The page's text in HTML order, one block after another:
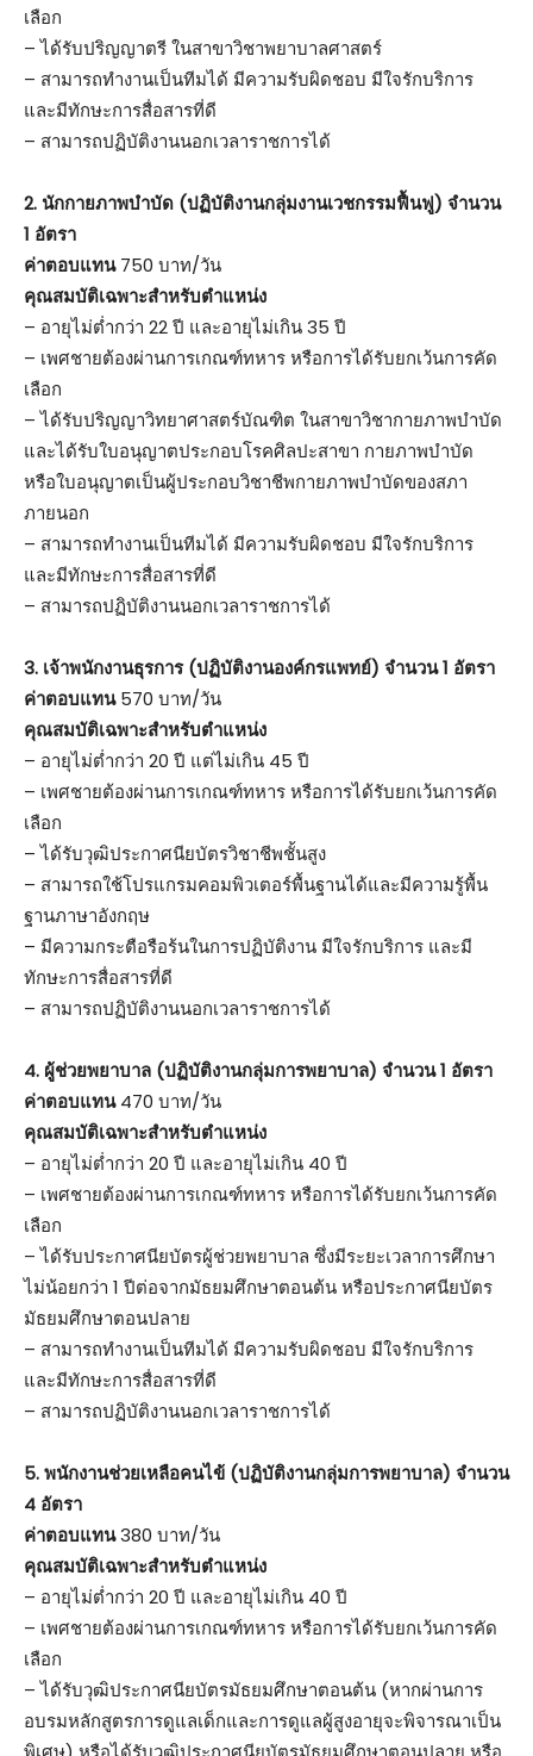
เลือก
– ได้รับปริญญาตรี ในสาขาวิชาพยาบาลศาสตร์
– สามารถทำงานเป็นทีมได้ มีความรับผิดชอบ มีใจรักบริการ
และมีทักษะการสื่อสารที่ดี
– สามารถปฏิบัติงานนอกเวลาราชการได้
2. นักกายภาพบำบัด (ปฏิบัติงานกลุ่มงานเวชกรรมฟื้นฟู) จำนวน
1 อัตรา
ค่าตอบแทน750 บาท/วัน
คุณสมบัติเฉพาะสำหรับตำแหน่ง
– อายุไม่ต่ำกว่า 22 ปี และอายุไม่เกิน 35 ปี
– เพศชายต้องผ่านการเกณฑ์ทหาร หรือการได้รับยกเว้นการคัด
เลือก
– ได้รับปริญญาวิทยาศาสตร์บัณฑิต ในสาขาวิชากายภาพบำบัด
และได้รับใบอนุญาตประกอบโรคศิลปะสาขา กายภาพบำบัด
หรือใบอนุญาตเป็นผู้ประกอบวิชาชีพกายภาพบำบัดของสภา
ภายนอก
– สามารถทำงานเป็นทีมได้ มีความรับผิดชอบ มีใจรักบริการ
และมีทักษะการสื่อสารที่ดี
– สามารถปฏิบัติงานนอกเวลาราชการได้
3. เจ้าพนักงานธุรการ (ปฏิบัติงานองค์กรแพทย์) จำนวน 1 อัตรา
ค่าตอบแทน570 บาท/วัน
คุณสมบัติเฉพาะสำหรับตำแหน่ง
– อายุไม่ต่ำกว่า 20 ปี แต่ไม่เกิน 45 ปี
– เพศชายต้องผ่านการเกณฑ์ทหาร หรือการได้รับยกเว้นการคัด
เลือก
– ได้รับวุฒิประกาศนียบัตรวิชาชีพชั้นสูง
– สามารถใช้โปรแกรมคอมพิวเตอร์พื้นฐานได้และมีความรู้พื้น
ฐานภาษาอังกฤษ
– มีความกระตือรือร้นในการปฏิบัติงาน มีใจรักบริการ และมี
ทักษะการสื่อสารที่ดี
– สามารถปฏิบัติงานนอกเวลาราชการได้
4. ผู้ช่วยพยาบาล (ปฏิบัติงานกลุ่มการพยาบาล) จำนวน 1 อัตรา
ค่าตอบแทน470 บาท/วัน
คุณสมบัติเฉพาะสำหรับตำแหน่ง
– อายุไม่ต่ำกว่า 20 ปี และอายุไม่เกิน 40 ปี
– เพศชายต้องผ่านการเกณฑ์ทหาร หรือการได้รับยกเว้นการคัด
เลือก
– ได้รับประกาศนียบัตรผู้ช่วยพยาบาล ซึ่งมีระยะเวลาการศึกษา
ไม่น้อยกว่า 1 ปีต่อจากมัธยมศึกษาตอนต้น หรือประกาศนียบัตร
มัธยมศึกษาตอนปลาย
– สามารถทำงานเป็นทีมได้ มีความรับผิดชอบ มีใจรักบริการ
และมีทักษะการสื่อสารที่ดี
– สามารถปฏิบัติงานนอกเวลาราชการได้
5. พนักงานช่วยเหลือคนไข้ (ปฏิบัติงานกลุ่มการพยาบาล) จำนวน
4 อัตรา
ค่าตอบแทน380 บาท/วัน
คุณสมบัติเฉพาะสำหรับตำแหน่ง
– อายุไม่ต่ำกว่า 20 ปี และอายุไม่เกิน 40 ปี
– เพศชายต้องผ่านการเกณฑ์ทหาร หรือการได้รับยกเว้นการคัด
เลือก
– ได้รับวุฒิประกาศนียบัตรมัธยมศึกษาตอนต้น (หากผ่านการ
อบรมหลักสูตรการดูแลเด็กและการดูแลผู้สูงอายุจะพิจารณาเป็น